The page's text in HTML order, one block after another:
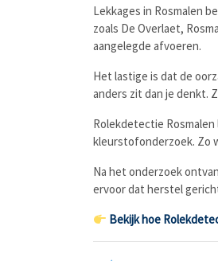
Lekkages in Rosmalen
zoals De Overlaet,
aangelegde afvoeren.
Het lastige is dat de
anders zit dan je denkt.
Rolekdetectie
kleurstofonderzoek. Zo
Na het onderzoek
ervoor dat herstel
Bekijk hoe